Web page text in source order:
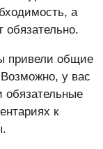
а
привели общие
у вас
обязательные
к